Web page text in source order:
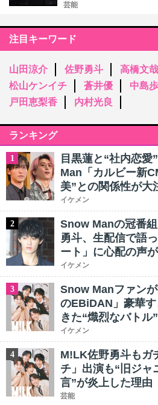
芸能
注目キーワード
山田涼介 佐野勇斗 高橋文哉
松山ケンイチ
蒼井優 中島歩
戸田恵梨香
内村光良
ランキング
1
目黒蓮と“社内恋
Man「カルビー新
美”との関係性が大
イケメン
2
Snow Manの冠番
勇斗、生配信で語
ート」に心配の声
イケメン
3
Snow Manファン
のEBiDAN」豪華
きた“熾烈なバトル
イケメン
4
M!LK佐野勇斗も
チ」出演も“旧ジャ
言”が炎上した理由
芸能